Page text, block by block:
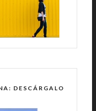
DESCÁRGALO